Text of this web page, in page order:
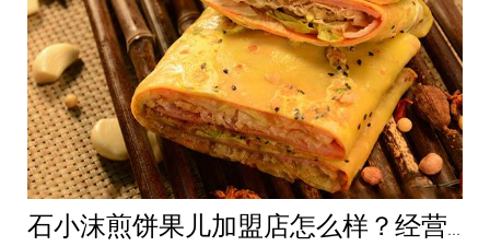
石小沫煎饼果儿加盟店怎么样？经营煎饼果子店利润如何